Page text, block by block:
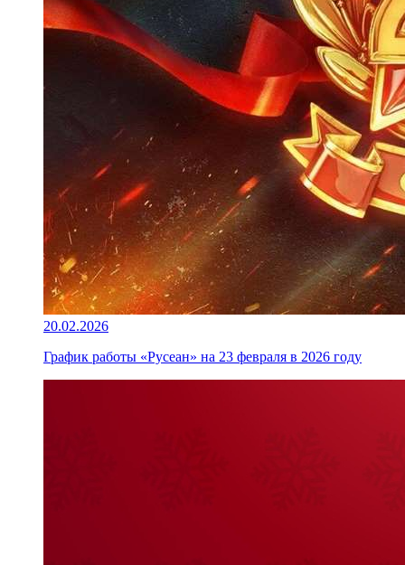
20.02.2026
График работы «Русеан» на 23 февраля в 2026 году